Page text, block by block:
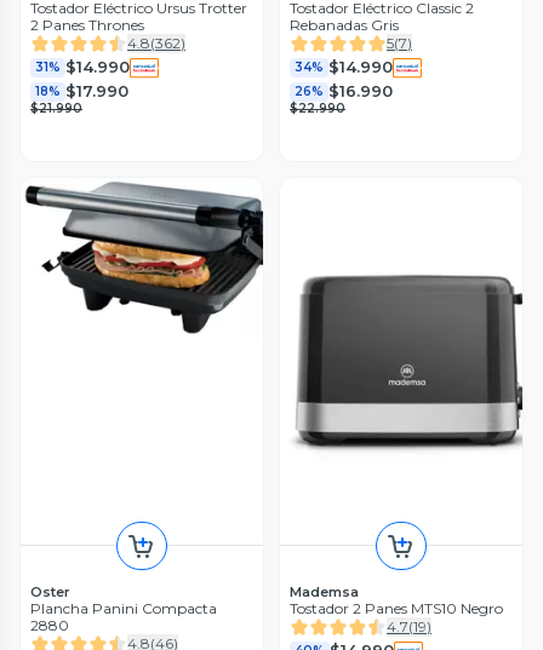
Tostador Eléctrico Ursus Trotter
2 Panes Thrones
4.8(362)
31% $14.990
18% $17.990
$21.990
Tostador Eléctrico Classic 2
Rebanadas Gris
5(7)
34% $14.990
26% $16.990
$22.990
Oster
Plancha Panini Compacta
2880
4.8(46)
Mademsa
Tostador 2 Panes MTS10 Negro
4.7(19)